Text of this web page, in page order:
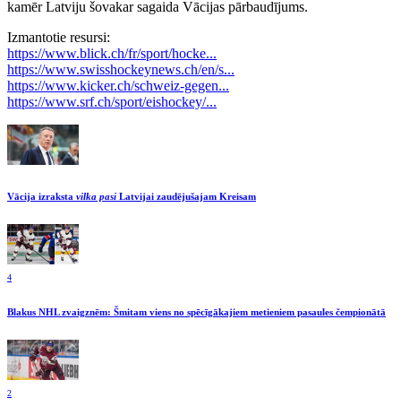
kamēr Latviju šovakar sagaida Vācijas pārbaudījums.
Izmantotie resursi:
https://www.blick.ch/fr/sport/hocke...
https://www.swisshockeynews.ch/en/s...
https://www.kicker.ch/schweiz-gegen...
https://www.srf.ch/sport/eishockey/...
Vācija izraksta vilka pasi Latvijai zaudējušajam Kreisam
4
Blakus NHL zvaigznēm: Šmitam viens no spēcīgākajiem metieniem pasaules čempionātā
2